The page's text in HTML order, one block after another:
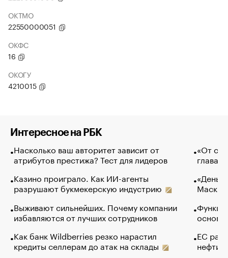
ОКТМО
22550000051
ОКФС
16
ОКОГУ
4210015
Интересное на РБК
Насколько ваш авторитет зависит от
атрибутов престижа? Тест для лидеров
Казино проиграло. Как ИИ-агенты
разрушают букмекерскую индустрию
Выживают сильнейших. Почему компании
избавляются от лучших сотрудников
Как банк Wildberries резко нарастил
кредиты селлерам до атак на склады
«От
глава
Маск в
основ
ЕС
нефти